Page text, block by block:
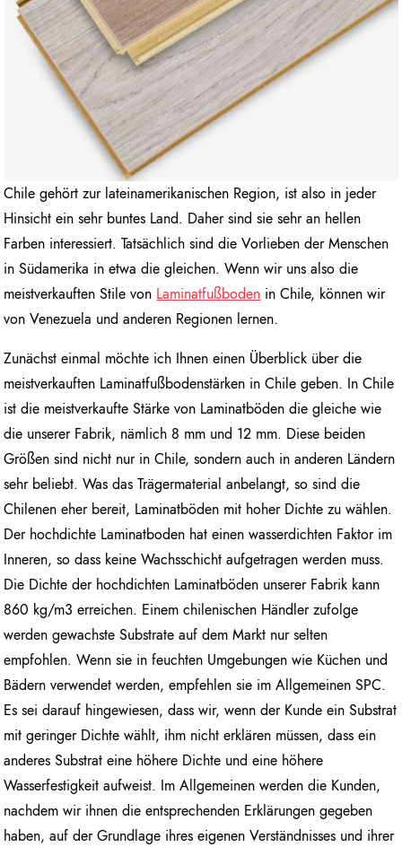
Chile gehört zur lateinamerikanischen Region, ist also in jeder
Hinsicht ein sehr buntes Land. Daher sind sie sehr an hellen
Farben interessiert. Tatsächlich sind die Vorlieben der Menschen
in Südamerika in etwa die gleichen. Wenn wir uns also die
meistverkauften Stile von Laminatfußboden in Chile, können wir
von Venezuela und anderen Regionen lernen.
Zunächst einmal möchte ich Ihnen einen Überblick über die
meistverkauften Laminatfußbodenstärken in Chile geben. In Chile
ist die meistverkaufte Stärke von Laminatböden die gleiche wie
die unserer Fabrik, nämlich 8 mm und 12 mm. Diese beiden
Größen sind nicht nur in Chile, sondern auch in anderen Ländern
sehr beliebt. Was das Trägermaterial anbelangt, so sind die
Chilenen eher bereit, Laminatböden mit hoher Dichte zu wählen.
Der hochdichte Laminatboden hat einen wasserdichten Faktor im
Inneren, so dass keine Wachsschicht aufgetragen werden muss.
Die Dichte der hochdichten Laminatböden unserer Fabrik kann
860 kg/m3 erreichen. Einem chilenischen Händler zufolge
werden gewachste Substrate auf dem Markt nur selten
empfohlen. Wenn sie in feuchten Umgebungen wie Küchen und
Bädern verwendet werden, empfehlen sie im Allgemeinen SPC.
Es sei darauf hingewiesen, dass wir, wenn der Kunde ein Substrat
mit geringer Dichte wählt, ihm nicht erklären müssen, dass ein
anderes Substrat eine höhere Dichte und eine höhere
Wasserfestigkeit aufweist. Im Allgemeinen werden die Kunden,
nachdem wir ihnen die entsprechenden Erklärungen gegeben
haben, auf der Grundlage ihres eigenen Verständnisses und ihrer